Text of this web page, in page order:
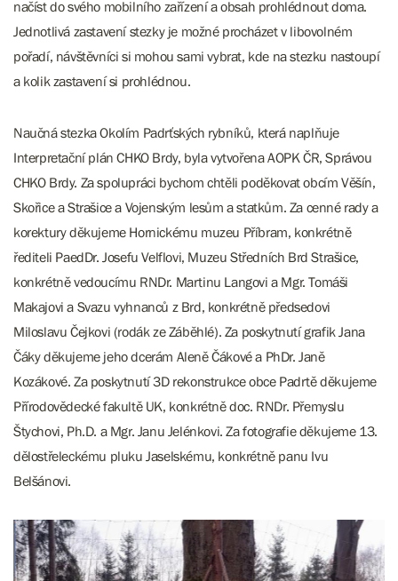
načíst do svého mobilního zařízení a obsah prohlédnout doma.
Jednotlivá zastavení stezky je možné procházet v libovolném
pořadí, návštěvníci si mohou sami vybrat, kde na stezku nastoupí
a kolik zastavení si prohlédnou.
Naučná stezka Okolím Padrťských rybníků, která naplňuje
Interpretační plán CHKO Brdy, byla vytvořena AOPK ČR, Správou
CHKO Brdy. Za spolupráci bychom chtěli poděkovat obcím Věšín,
Skořice a Strašice a Vojenským lesům a statkům. Za cenné rady a
korektury děkujeme Hornickému muzeu Příbram, konkrétně
řediteli PaedDr. Josefu Velflovi, Muzeu Středních Brd Strašice,
konkrétně vedoucímu RNDr. Martinu Langovi a Mgr. Tomáši
Makajovi a Svazu vyhnanců z Brd, konkrétně předsedovi
Miloslavu Čejkovi (rodák ze Záběhlé). Za poskytnutí grafik Jana
Čáky děkujeme jeho dcerám Aleně Čákové a PhDr. Janě
Kozákové. Za poskytnutí 3D rekonstrukce obce Padrtě děkujeme
Přírodovědecké fakultě UK, konkrétně doc. RNDr. Přemyslu
Štychovi, Ph.D. a Mgr. Janu Jelénkovi. Za fotografie děkujeme 13.
dělostřeleckému pluku Jaselskému, konkrétně panu Ivu
Belšánovi.